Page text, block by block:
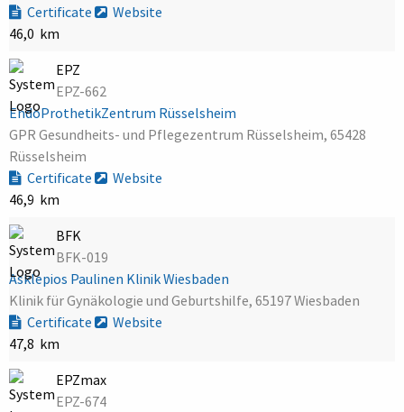
Certificate
Website
46,0 km
EPZ
EPZ-662
EndoProthetikZentrum Rüsselsheim
GPR Gesundheits- und Pflegezentrum Rüsselsheim, 65428
Rüsselsheim
Certificate
Website
46,9 km
BFK
BFK-019
Asklepios Paulinen Klinik Wiesbaden
Klinik für Gynäkologie und Geburtshilfe, 65197 Wiesbaden
Certificate
Website
47,8 km
EPZmax
EPZ-674